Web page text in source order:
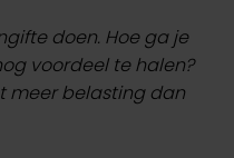
doen. Hoe ga je
voordeel te halen?
meer belasting dan